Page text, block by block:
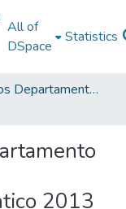
All of
DSpace
Statistics
Documentos Departamentales
2013